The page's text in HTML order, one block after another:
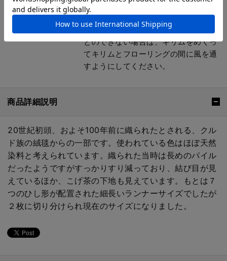
は晴れの日を見計らって陽に干し、湿
気がキリムの中にたまらないようにし
てください。サイズが大きく、干すこ
とのできない場合は、キリムをめくっ
てキリムとフローリングの間に風を通
すようにしてください。
商品詳細説明
20世紀初頭、およそ100年前に織られたとされる、クル
ド族の絨毯からの一部です。使われている色はほぼ天然
染料と考えられています。織られた当時は長めのパイル
だったようですがすっかりすり減っており、結び目が見
えているほか、こげ茶の下地も見えています。もとは７
つのひし形が配置された細長いランナーサイズでしたが
２枚に切り分けられ現在のサイズになりました。